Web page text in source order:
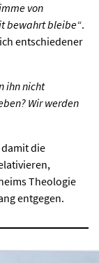
von
bewahrt bleibe“.
entschiedener
ihn nicht
Wir werden
die
Theologie
entgegen.